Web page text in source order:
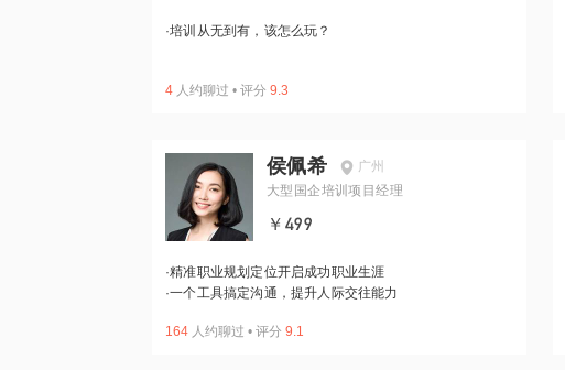
·培训从无到有，该怎么玩？
4 人约聊过 • 评分 9.3
侯佩希
广州
大型国企培训项目经理
￥499
·精准职业规划定位开启成功职业生涯
·一个工具搞定沟通，提升人际交往能力
164 人约聊过 • 评分 9.1